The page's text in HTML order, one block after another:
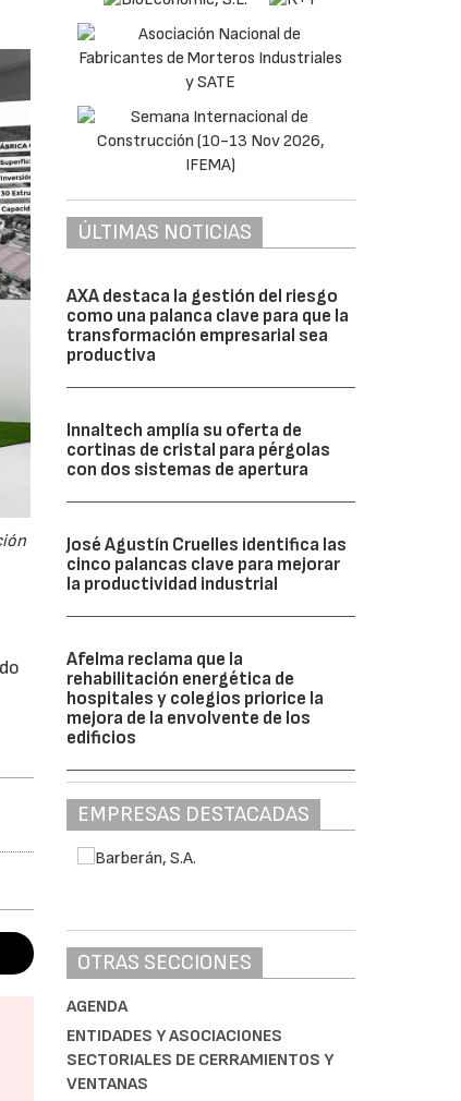
ÚLTIMAS NOTICIAS
AXA destaca la gestión del riesgo
como una palanca clave para que la
transformación empresarial sea
productiva
Innaltech amplía su oferta de
cortinas de cristal para pérgolas
con dos sistemas de apertura
José Agustín Cruelles identifica las
cinco palancas clave para mejorar
la productividad industrial
Afelma reclama que la
rehabilitación energética de
hospitales y colegios priorice la
mejora de la envolvente de los
edificios
EMPRESAS DESTACADAS
OTRAS SECCIONES
AGENDA
ENTIDADES Y ASOCIACIONES
SECTORIALES DE CERRAMIENTOS Y
VENTANAS